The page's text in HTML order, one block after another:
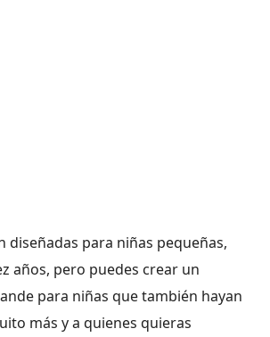
diseñadas para niñas pequeñas,
años, pero puedes crear un
para niñas que también hayan
más y a quienes quieras